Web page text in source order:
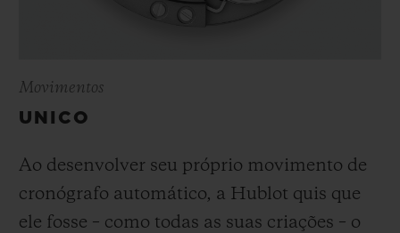
Movimentos
UNICO
Ao desenvolver seu próprio movimento de
cronógrafo automático, a Hublot quis que
ele fosse – como todas as suas criações – o